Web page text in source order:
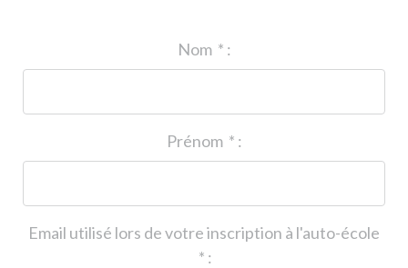
* :
* :
Email utilisé lors de votre inscription à l'auto-école
* :